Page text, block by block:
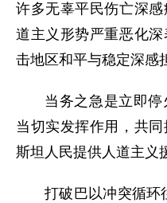
许多无辜平民伤亡深
道主义形势严重恶化
击地区和平与稳定深感
当务之急是立即
当切实发挥作用，共
斯坦人民提供人道主义
打破巴以冲突循环